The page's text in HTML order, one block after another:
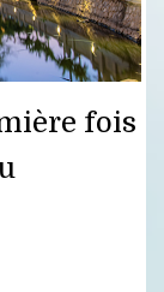
fois